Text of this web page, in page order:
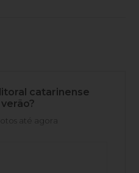
catarinense
até agora